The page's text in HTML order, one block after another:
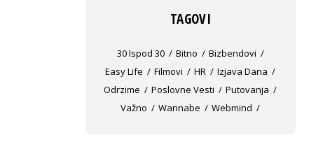
TAGOVI
30 Ispod 30 Bitno
Bizbendovi
Easy Life
Filmovi HR
Izjava Dana
Odrzime
Poslovne Vesti
Putovanja
Važno
Wannabe Webmind